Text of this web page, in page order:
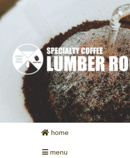
home
menu